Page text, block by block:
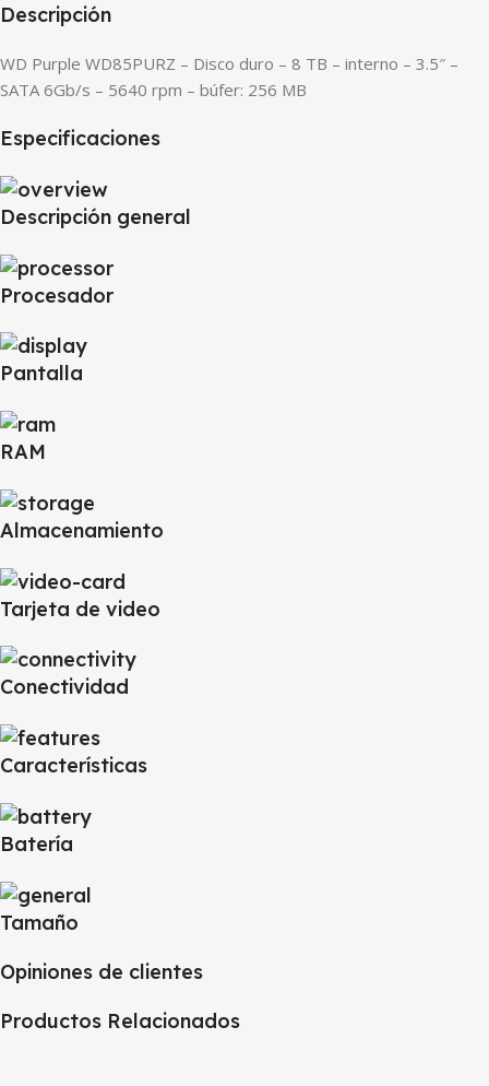
Descripción
WD Purple WD85PURZ – Disco duro – 8 TB – interno – 3.5″ –
SATA 6Gb/s – 5640 rpm – búfer: 256 MB
Especificaciones
Descripción general
Procesador
Pantalla
RAM
Almacenamiento
Tarjeta de video
Conectividad
Características
Batería
Tamaño
Opiniones de clientes
Productos Relacionados